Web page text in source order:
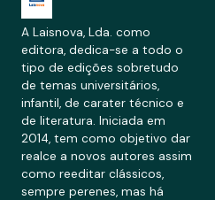
A Laisnova, Lda. como
editora, dedica-se a todo o
tipo de edições sobretudo
de temas universitários,
infantil, de carater técnico e
de literatura. Iniciada em
2014, tem como objetivo dar
realce a novos autores assim
como reeditar clássicos,
sempre perenes, mas há